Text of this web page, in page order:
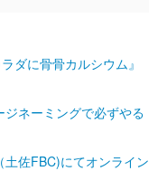
ダに骨骨カルシウム』
ネーミングで必ずやる
佐FBC)にてオンライン